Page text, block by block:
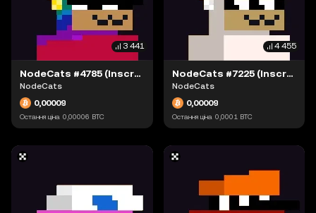
3 441
NodeCats #4785 (Inscription #63874020)
NodeCats
0,00009
Остання ціна 0,00006 BTC
4 455
NodeCats #7225 (Inscription #63881087)
NodeCats
0,00009
Остання ціна 0,0001 BTC